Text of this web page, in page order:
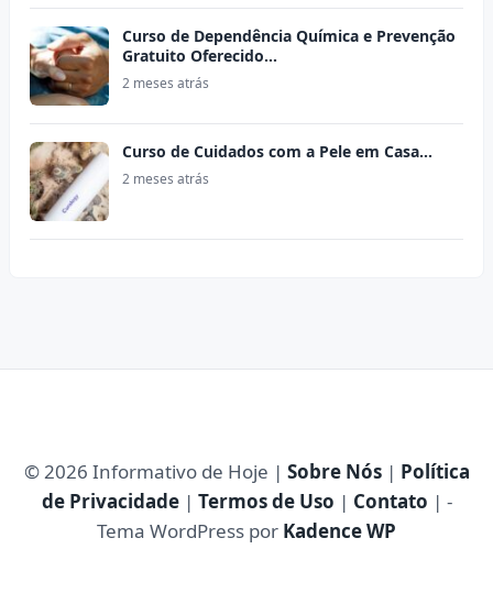
Curso de Dependência Química e Prevenção
Gratuito Oferecido…
2 meses atrás
Curso de Cuidados com a Pele em Casa…
2 meses atrás
© 2026 Informativo de Hoje | Sobre Nós| Política
de Privacidade| Termos de Uso | Contato | -
Tema WordPress por Kadence WP